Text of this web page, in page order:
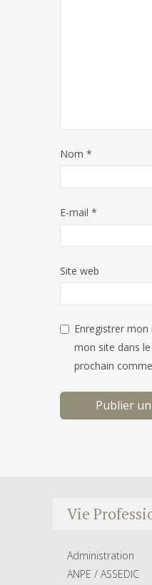
Nom *
E-mail *
Site web
Enregistrer
mon site dans
prochain
Vie
Administration
ANPE / ASSEDIC